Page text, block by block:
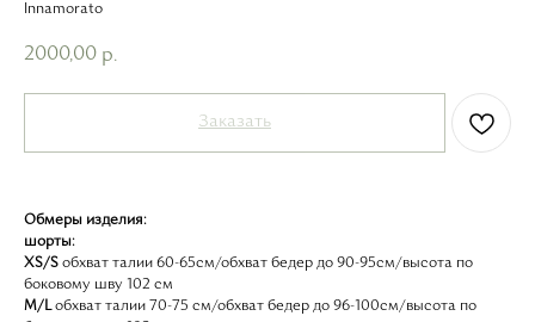
Innamorato
2000,00 р.
Заказать
Обмеры изделия:
шорты:
XS/S обхват талии 60-65см/обхват бедер до 90-95см/высота по
боковому шву 102 см
М/Lобхват талии 70-75 см/обхват бедер до 96-100см/высота по